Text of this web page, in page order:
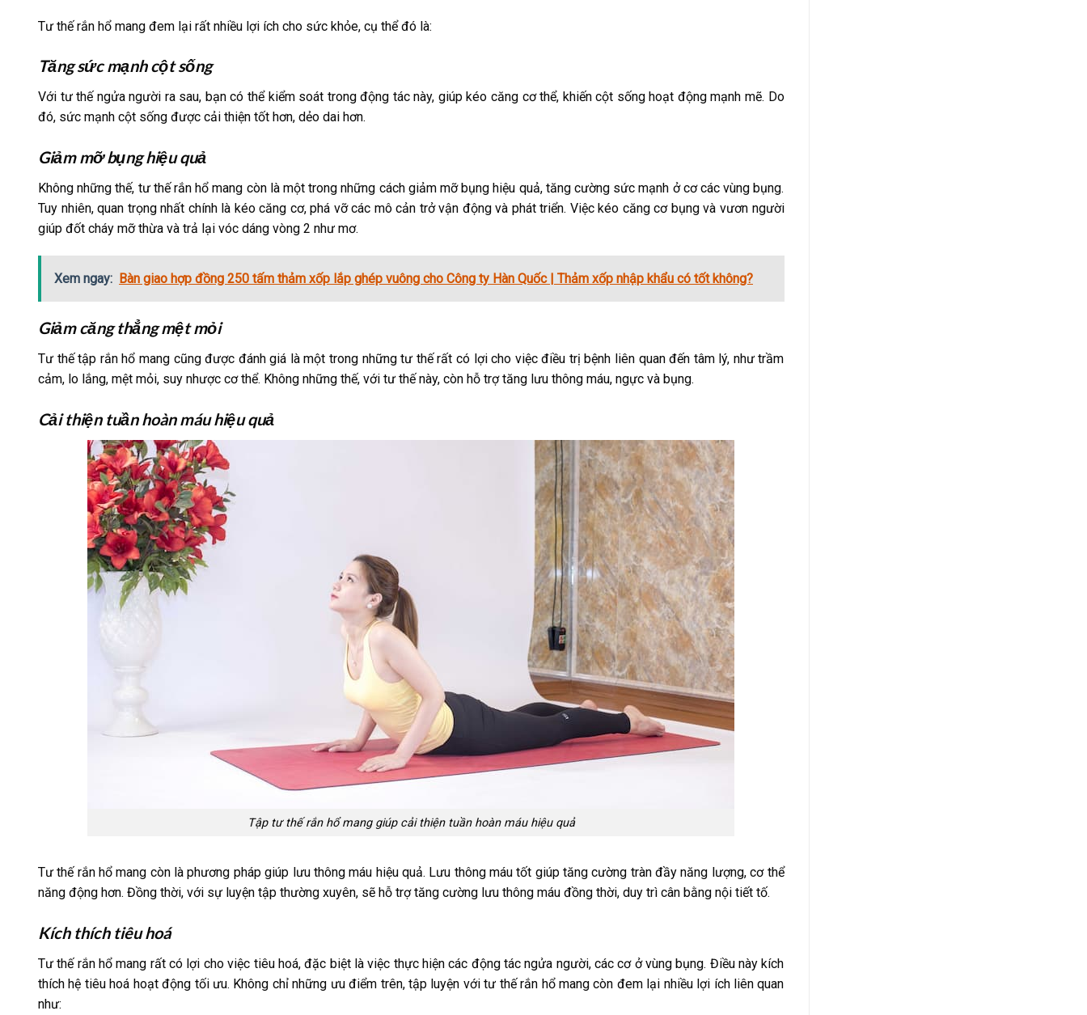
Tư thế rắn hổ mang đem lại rất nhiều lợi ích cho sức khỏe, cụ thể đó là:
Tăng sức mạnh cột sống
Với tư thế ngửa người ra sau, bạn có thể kiểm soát trong động tác này, giúp kéo căng cơ thể, khiến cột sống hoạt động mạnh mẽ. Do
đó, sức mạnh cột sống được cải thiện tốt hơn, dẻo dai hơn.
Giảm mỡ bụng hiệu quả
Không những thế, tư thế rắn hổ mang còn là một trong những cách giảm mỡ bụng hiệu quả, tăng cường sức mạnh ở cơ các vùng bụng.
Tuy nhiên, quan trọng nhất chính là kéo căng cơ, phá vỡ các mô cản trở vận động và phát triển. Việc kéo căng cơ bụng và vươn người
giúp đốt cháy mỡ thừa và trả lại vóc dáng vòng 2 như mơ.
Xem ngay: Bàn giao hợp đồng 250 tấm thảm xốp lắp ghép vuông cho Công ty Hàn Quốc | Thảm xốp nhập khẩu có tốt không?
Giảm căng thẳng mệt mỏi
Tư thế tập rắn hổ mang cũng được đánh giá là một trong những tư thế rất có lợi cho việc điều trị bệnh liên quan đến tâm lý, như trầm
cảm, lo lắng, mệt mỏi, suy nhược cơ thể. Không những thế, với tư thế này, còn hỗ trợ tăng lưu thông máu, ngực và bụng.
Cải thiện tuần hoàn máu hiệu quả
Tập tư thế rắn hổ mang giúp cải thiện tuần hoàn máu hiệu quả
Tư thế rắn hổ mang còn là phương pháp giúp lưu thông máu hiệu quả. Lưu thông máu tốt giúp tăng cường tràn đầy năng lượng, cơ thể
năng động hơn. Đồng thời, với sự luyện tập thường xuyên, sẽ hỗ trợ tăng cường lưu thông máu đồng thời, duy trì cân bằng nội tiết tố.
Kích thích tiêu hoá
Tư thế rắn hổ mang rất có lợi cho việc tiêu hoá, đặc biệt là việc thực hiện các động tác ngửa người, các cơ ở vùng bụng. Điều này kích
thích hệ tiêu hoá hoạt động tối ưu. Không chỉ những ưu điểm trên, tập luyện với tư thế rắn hổ mang còn đem lại nhiều lợi ích liên quan
như: